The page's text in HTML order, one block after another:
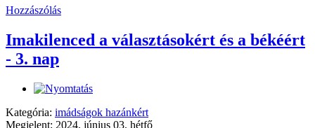
Hozzászólás
Imakilenced a választásokért és a békéért
- 3. nap
Kategória: imádságok hazánkért
Megjelent: 2024. június 03. hétfő